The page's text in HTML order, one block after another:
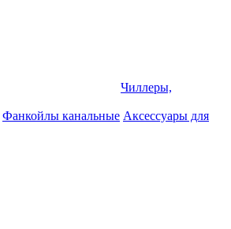
Чиллеры,
Фанкойлы канальные Аксессуары для